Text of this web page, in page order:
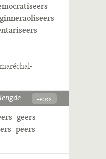
ginneraoliseers
maréchal-
-eːʀs
geers
peers